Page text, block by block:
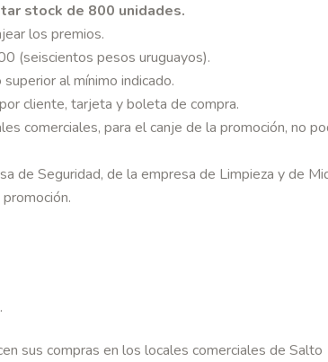
stock de 800 unidades.
los premios.
(seiscientos pesos uruguayos).
al mínimo indicado.
cliente, tarjeta y boleta de compra.
comerciales, para el canje de la promoción, no
de Seguridad, de la empresa de Limpieza y de
sus compras en los locales comerciales de Salto